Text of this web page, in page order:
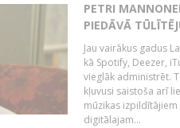
PETRI
PIEDĀVĀ
Jau vairākus gadus
kā Spotify, Deezer,
vieglāk administrēt.
kļuvusi saistoša arī
mūzikas
digitālajam...